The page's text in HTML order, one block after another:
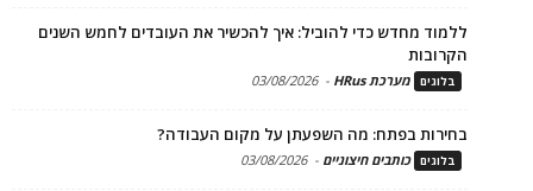
ללמוד מחדש כדי להוביל: איך להכשיר את העובדים לחמש השנים
הקרובות
בלוגים מערכת HRus -
03/08/2026
בחירות בפתח: מה השפעתן על מקום העבודה?
בלוגים כותבים חיצוניים -
03/08/2026